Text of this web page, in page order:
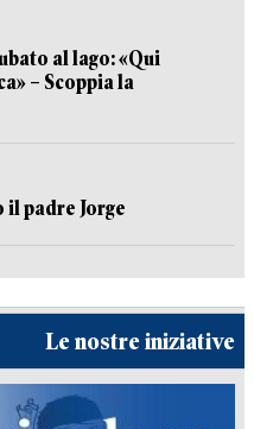
al lago: «Qui
– Scoppia la
il padre Jorge
Le nostre iniziative